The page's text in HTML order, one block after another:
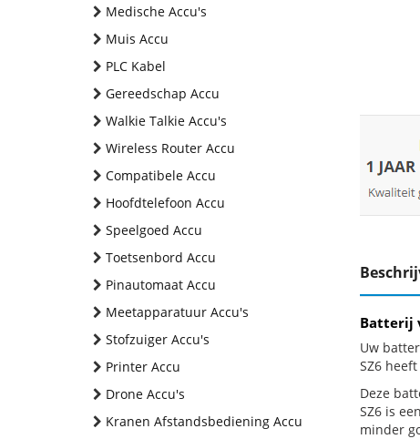
Medische Accu's
Muis Accu
PLC Kabel
Gereedschap Accu
Walkie Talkie Accu's
Wireless Router Accu
Compatibele Accu
Hoofdtelefoon Accu
Speelgoed Accu
Toetsenbord Accu
Pinautomaat Accu
Meetapparatuur Accu's
Stofzuiger Accu's
Printer Accu
Drone Accu's
Kranen Afstandsbediening Accu
Batterij
Uw
SZ6
Deze
SZ6 is
minder